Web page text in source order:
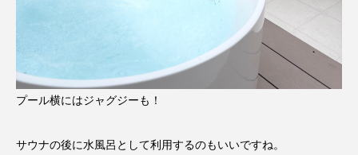
プール横にはジャグジーも！
サウナの後に水風呂として利用するのもいいですね。